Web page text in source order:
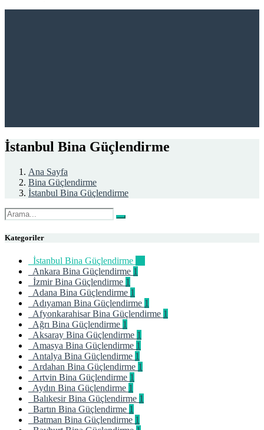
İstanbul Bina Güçlendirme
Ana Sayfa
Bina Güçlendirme
İstanbul Bina Güçlendirme
Kategoriler
İstanbul Bina Güçlendirme
Ankara Bina Güçlendirme 1
İzmir Bina Güçlendirme 1
Adana Bina Güçlendirme 1
Adıyaman Bina Güçlendirme 1
Afyonkarahisar Bina Güçlendirme 1
Ağrı Bina Güçlendirme 1
Aksaray Bina Güçlendirme 1
Amasya Bina Güçlendirme 1
Antalya Bina Güçlendirme 1
Ardahan Bina Güçlendirme 1
Artvin Bina Güçlendirme 1
Aydın Bina Güçlendirme 1
Balıkesir Bina Güçlendirme 1
Bartın Bina Güçlendirme 1
Batman Bina Güçlendirme 1